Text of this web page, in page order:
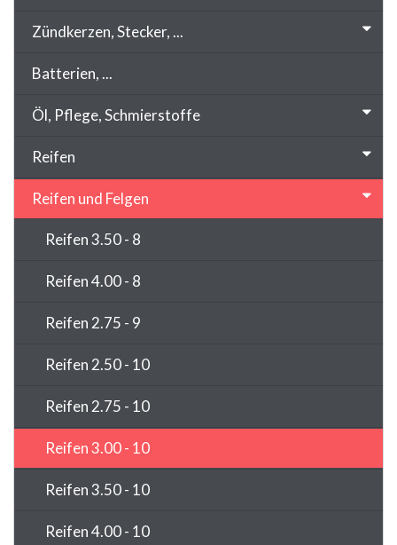
Zündkerzen, Stecker, ...
Batterien, ...
Öl, Pflege, Schmierstoffe
Reifen
Reifen und Felgen
Reifen 3.50 - 8
Reifen 4.00 - 8
Reifen 2.75 - 9
Reifen 2.50 - 10
Reifen 2.75 - 10
Reifen 3.00 - 10
Reifen 3.50 - 10
Reifen 4.00 - 10